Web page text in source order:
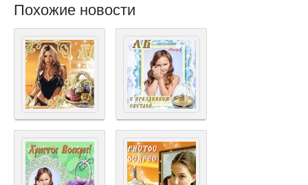
Похожие новости